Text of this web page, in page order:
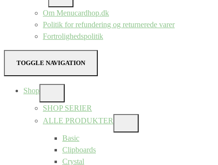
SUB
MENU
Om Menucardhop.dk
Politik for refundering og returnerede varer
Fortrolighedspolitik
TOGGLE NAVIGATION
Shop
SUB
MENU
SHOP SERIER
ALLE PRODUKTER
SUB
Basic
Clipboards
Crystal